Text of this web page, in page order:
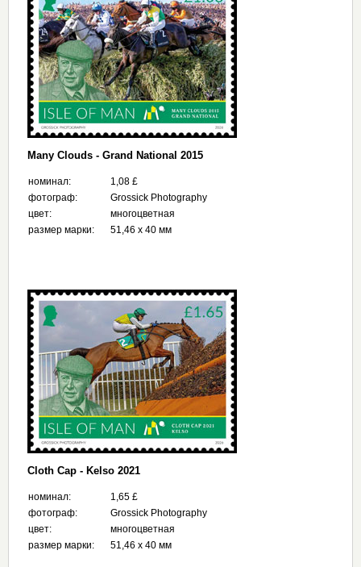
Many Clouds - Grand National 2015
номинал:
1,08 £
фотограф:
Grossick Photography
цвет:
многоцветная
размер марки:
51,46 x 40 мм
Cloth Cap - Kelso 2021
номинал:
1,65 £
фотограф:
Grossick Photography
цвет:
многоцветная
размер марки:
51,46 x 40 мм